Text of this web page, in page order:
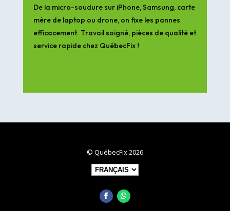
De la micro-soudure sur iPhone, Samsung, carte
mère de laptop ou drone, on fixe les pannes
efficacement. Travail soigné, pièces de qualité et
service rapide chez QuébecFix !
© QuébecFix 2026